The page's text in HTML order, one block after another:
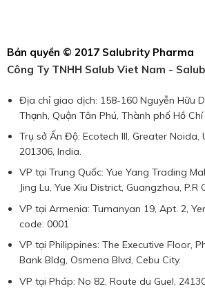
Bản quyền © 2017 Salubrity Pharma
Công Ty TNHH Salub Viet Nam -
Địa chỉ giao dịch: 158-160 Nguyễn Hữu
Thạnh, Quận Tân Phú, Thành phố Hồ Chí
Trụ sở Ấn Độ: Ecotech III, Greater Noida,
201306, India.
VP tại Trung Quốc: Yue Yang Trading
Jing Lu, Yue Xiu District, Guangzhou, P.R
VP tại Armenia: Tumanyan 19, Apt. 2,
code: 0001
VP tại Philippines: The Executive Floor,
Bank Bldg, Osmena Blvd, Cebu City.
VP tại Pháp: No 82, Route du Guel,